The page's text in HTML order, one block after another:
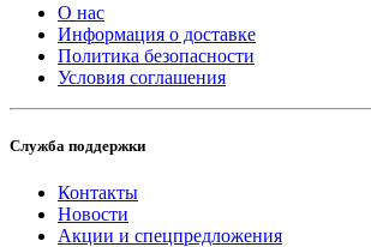
О нас
Информация о доставке
Политика безопасности
Условия соглашения
Служба поддержки
Контакты
Новости
Акции и спецпредложения